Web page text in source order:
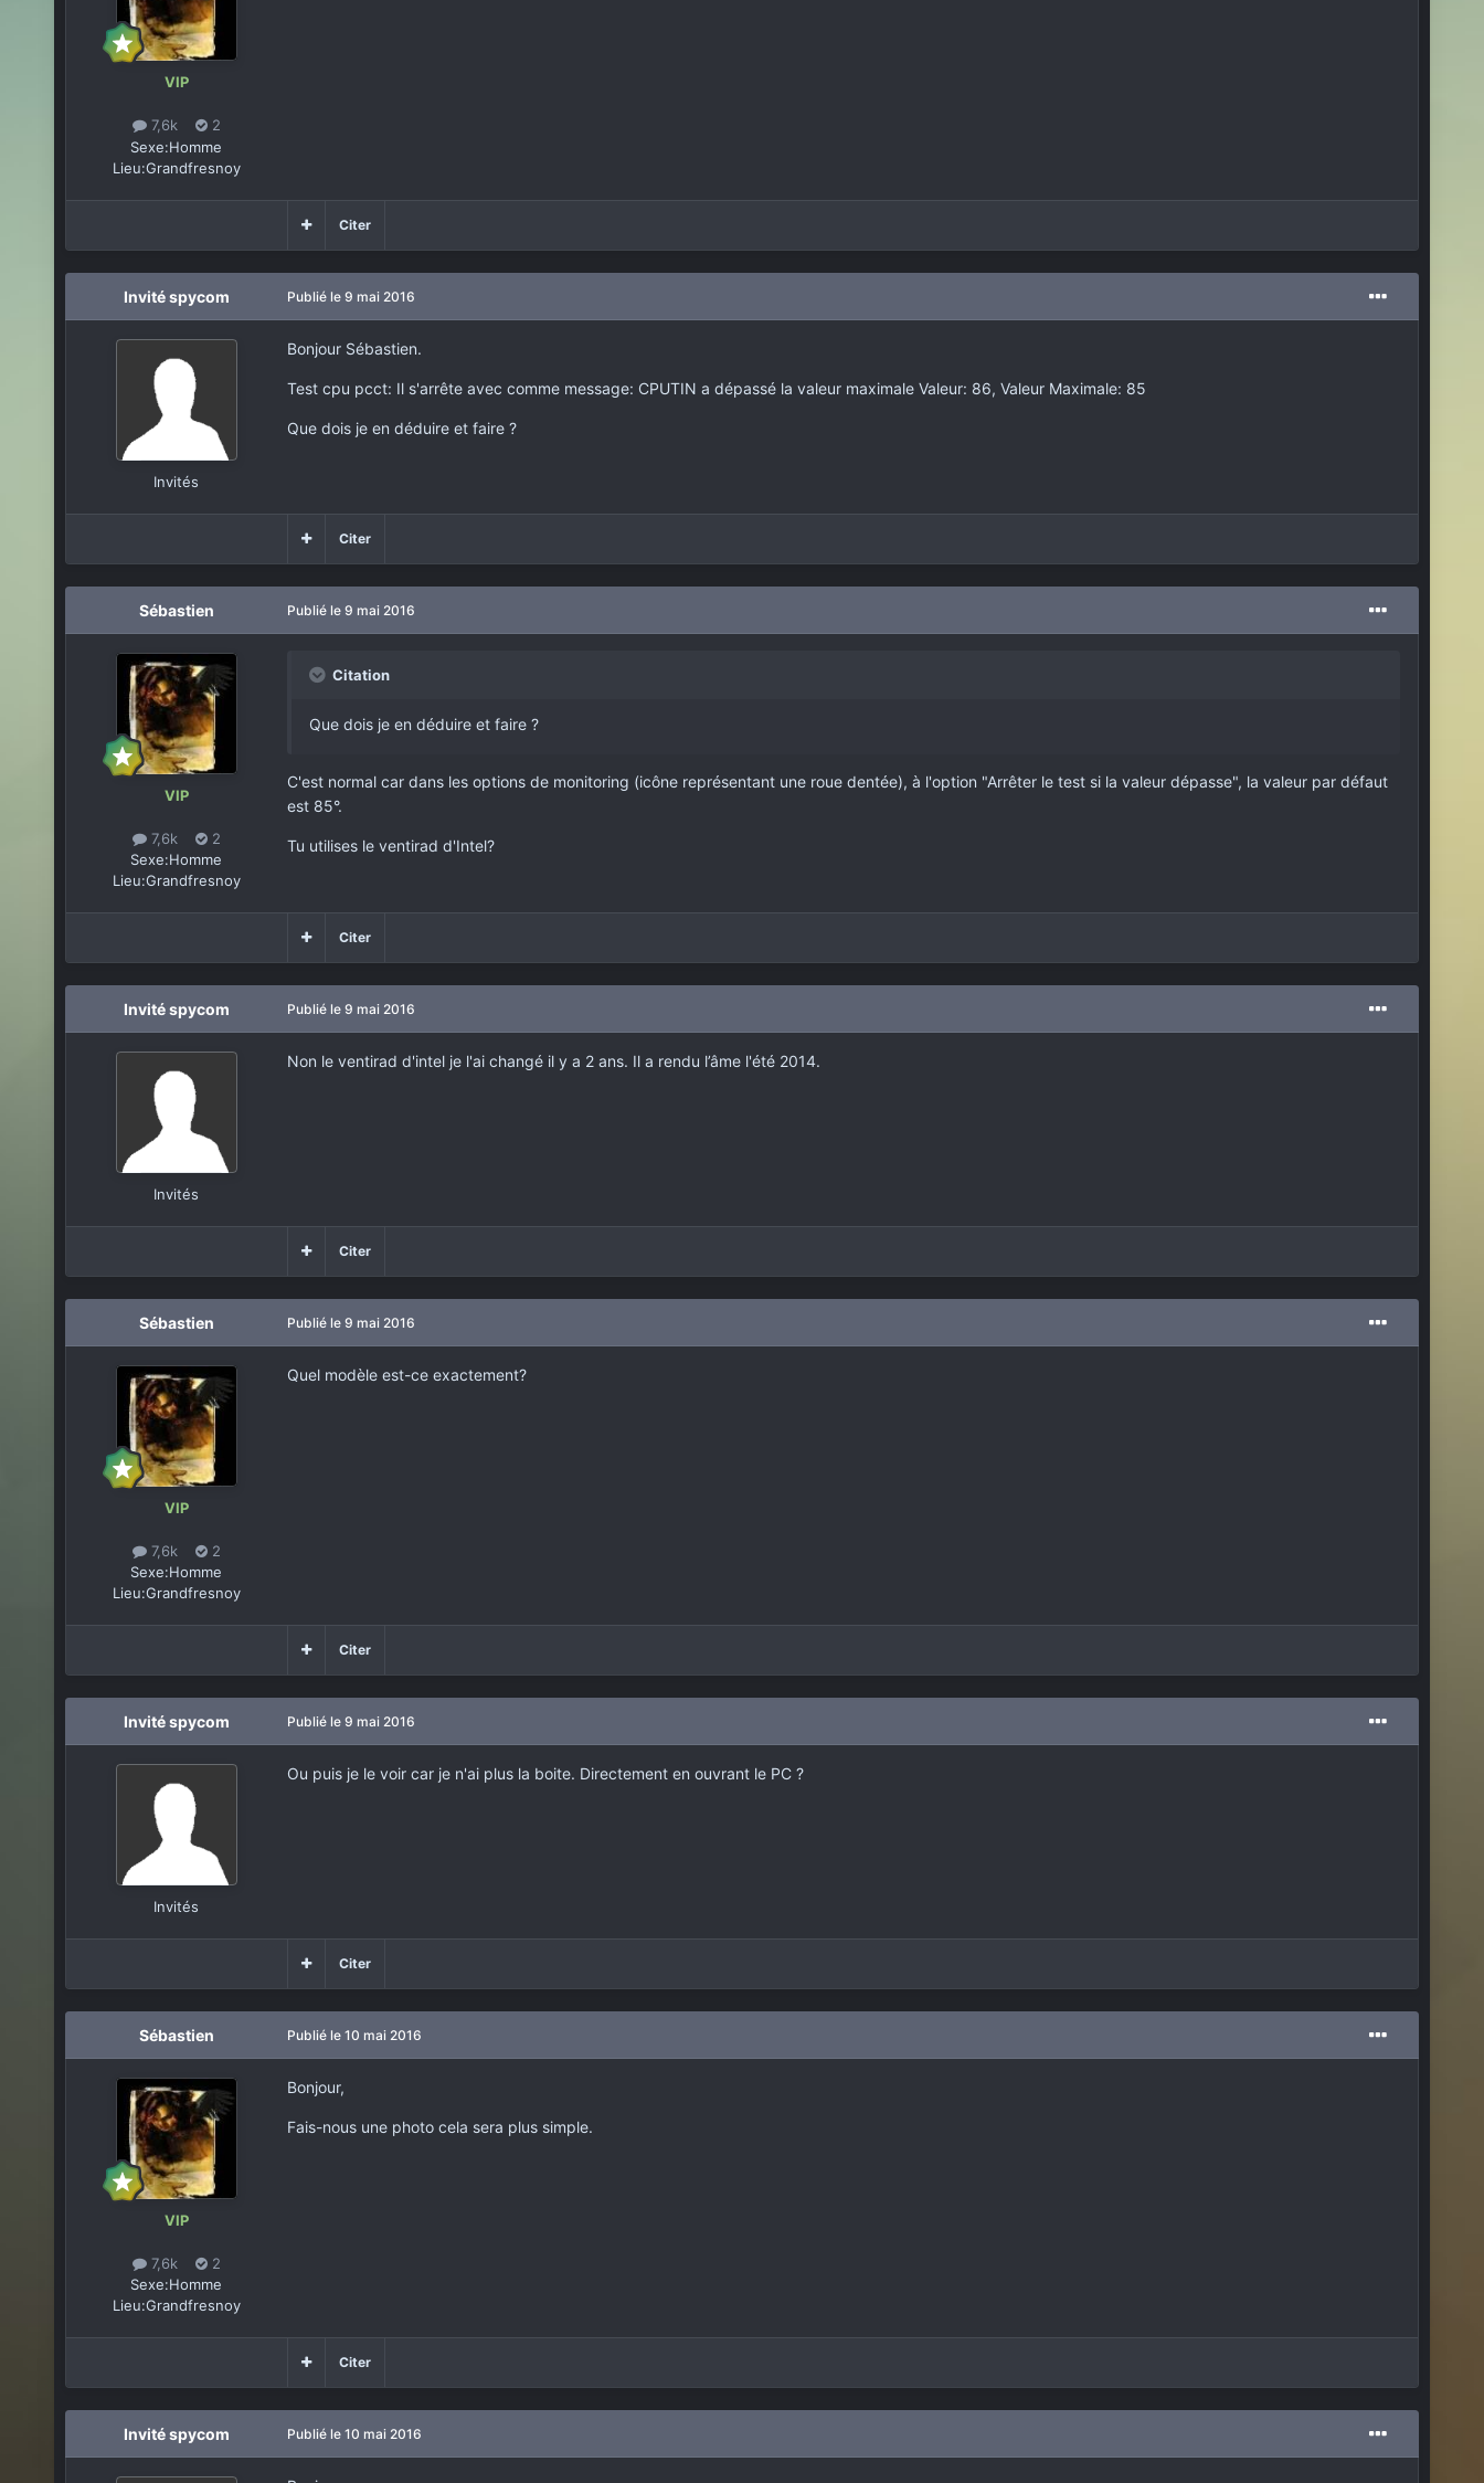
VIP
7,6k
2
Sexe:Homme
Lieu:Grandfresnoy
Citer
Invité spycom
Invités
Publié le 9 mai 2016
Bonjour Sébastien.
Test cpu pcct: Il s'arrête avec comme message: CPUTIN a dépassé la valeur maximale Valeur: 86, Valeur Maximale: 85
Que dois je en déduire et faire ?
Citer
Sébastien
VIP
7,6k
2
Sexe:Homme
Lieu:Grandfresnoy
Publié le 9 mai 2016
Citation
Que dois je en déduire et faire ?
C'est normal car dans les options de monitoring (icône représentant une roue dentée), à l'option "Arrêter le test si la valeur dépasse", la valeur par défaut
est 85°.
Tu utilises le ventirad d'Intel?
Citer
Invité spycom
Invités
Publié le 9 mai 2016
Non le ventirad d'intel je l'ai changé il y a 2 ans. Il a rendu l’âme l'été 2014.
Citer
Sébastien
VIP
7,6k
2
Sexe:Homme
Lieu:Grandfresnoy
Publié le 9 mai 2016
Quel modèle est-ce exactement?
Citer
Invité spycom
Invités
Publié le 9 mai 2016
Ou puis je le voir car je n'ai plus la boite. Directement en ouvrant le PC ?
Citer
Sébastien
VIP
7,6k
2
Sexe:Homme
Lieu:Grandfresnoy
Publié le 10 mai 2016
Bonjour,
Fais-nous une photo cela sera plus simple.
Citer
Invité spycom Publié le 10 mai 2016